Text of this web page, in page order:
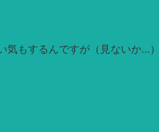
もするんですが（見ないか…